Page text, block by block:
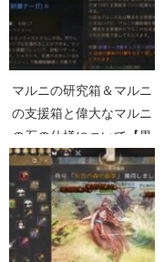
マルニの研究箱＆マルニ
の支援箱と偉大なマルニ
の石の仕様について【黒
い砂漠Part2313】